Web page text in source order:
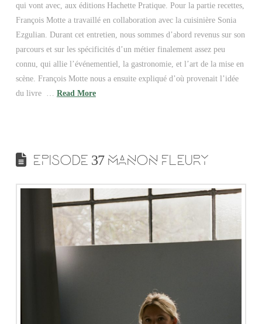
qui vont avec, aux éditions Hachette Pratique. Pour la partie recettes,
François Motte a travaillé en collaboration avec la cuisinière Sonia
Ezgulian. Durant cet entretien, nous sommes d’abord revenus sur son
parcours et sur les spécificités d’un métier finalement assez peu
connu, qui allie l’événementiel, la gastronomie, et l’art de la mise en
scène. François Motte nous a ensuite expliqué d’où provenait l’idée
du livre … Read More
EPISODE 37 MANON FLEURY